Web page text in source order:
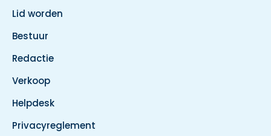
Lid worden
Bestuur
Redactie
Verkoop
Helpdesk
Privacyreglement